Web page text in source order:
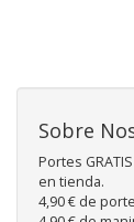
Sobre
Portes
en tienda.
4,90 € de